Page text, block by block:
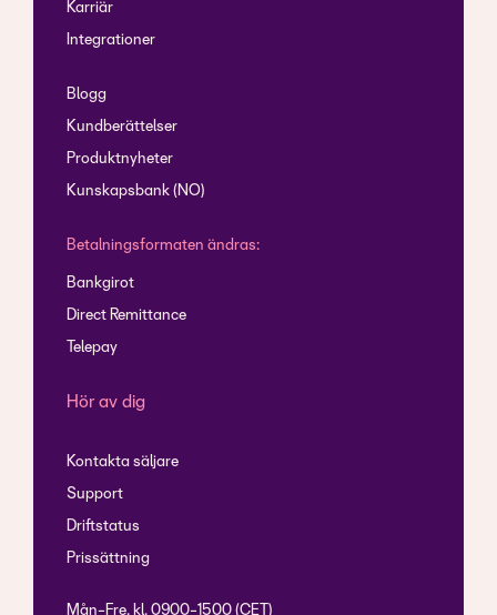
Karriär
Integrationer
Blogg
Kundberättelser
Produktnyheter
Kunskapsbank (NO)
Betalningsformaten ändras:
Bankgirot
Direct Remittance
Telepay
Hör av dig
Kontakta säljare
Support
Driftstatus
Prissättning
Mån-Fre, kl. 0900-1500 (CET)